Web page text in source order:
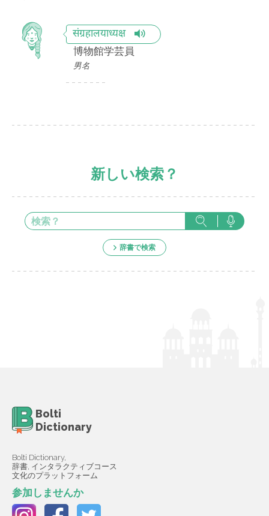
संग्रहालयाध्यक्ष
博物館学芸員
男名
新しい検索？
辞書で検索
Bolti
Dictionary
Bolti Dictionary,
辞書, インタラクティブコース
文化のプラットフォーム
参加しませんか